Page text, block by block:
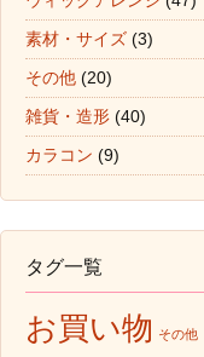
素材・サイズ (3)
その他 (20)
雑貨・造形 (40)
カラコン (9)
タグ一覧
お買い物 その他